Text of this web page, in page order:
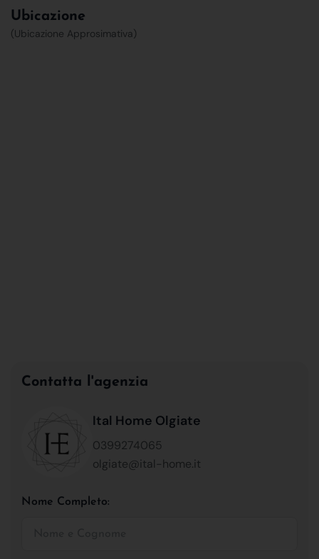
Ubicazione
(Ubicazione Approsimativa)
Contatta l'agenzia
Ital Home Olgiate
0399274065
olgiate@ital-home.it
Nome Completo: